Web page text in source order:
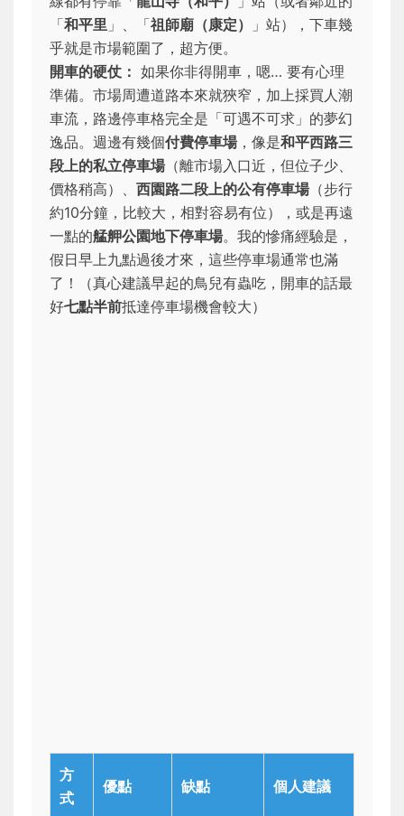
「和平里 」、「祖師廟（康定）
」站），下車幾
乎就是市場範圍了，超方便。
開車的硬仗： 如果你非得開車，嗯… 要有心理
準備。市場周遭道路本來就狹窄，加上採買人潮
車流，路邊停車格完全是「可遇不可求」的夢幻
逸品。週邊有幾個付費停車場，像是和平西路三
段上的私立停車場（離市場入口近，但位子少、
價格稍高）、 西園路二段上的公有停車場（步行
約10分鐘，比較大，相對容易有位），或是再遠
一點的艋舺公園地下停車場。我的慘痛經驗是，
假日早上九點過後才來，這些停車場通常也滿
了！（真心建議早起的鳥兒有蟲吃，開車的話最
好七點半前抵達停車場機會較大）
方
式
優點 缺點 個人建議